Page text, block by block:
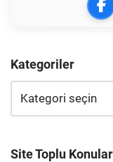
Kategoriler
Site Toplu Konular